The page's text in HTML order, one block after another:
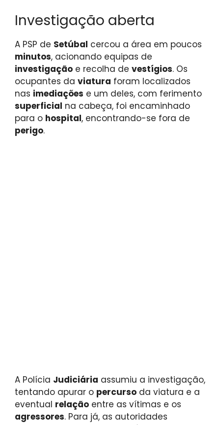
Investigação aberta
A PSP de Setúbal cercou a área em poucos
minutos, acionando equipas de
investigação e recolha de vestígios. Os
ocupantes da viatura foram localizados
nas imediações e um deles, com ferimento
superficial na cabeça, foi encaminhado
para o hospital, encontrando-se fora de
perigo.
A Polícia Judiciária assumiu a investigação,
tentando apurar o percurso da viatura e a
eventual relação entre as vítimas e os
agressores. Para já, as autoridades